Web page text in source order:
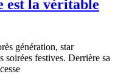
est la véritable
génération, star
soirées festives. Derrière sa